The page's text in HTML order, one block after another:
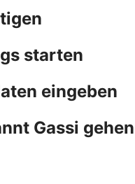
starten
eingeben
Gassi gehen